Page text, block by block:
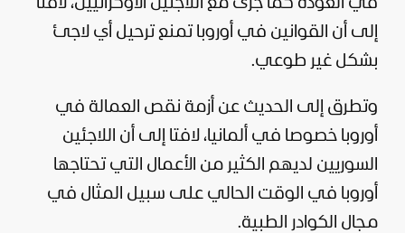
في العودة كما جرى مع اللاجئين الأوكرانيين، لافتا
إلى أن القوانين في أوروبا تمنع ترحيل أي لاجئ
بشكل غير طوعي.
وتطرق إلى الحديث عن أزمة نقص العمالة في
أوروبا خصوصا في ألمانيا، لافتا إلى أن اللاجئين
السوريين لديهم الكثير من الأعمال التي تحتاجها
أوروبا في الوقت الحالي على سبيل المثال في
مجال الكوادر الطبية.